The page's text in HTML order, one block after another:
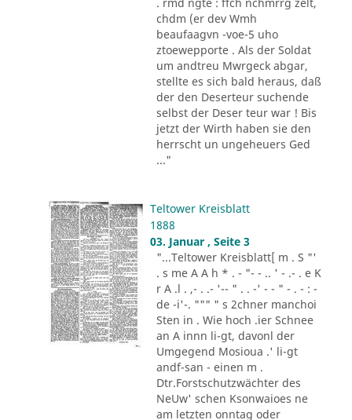
chdm (er dev Wmh
beaufaagvn -voe-5 uho
ztoewepporte . Als der Soldat
um andtreu Mwrgeck abgar,
stellte es sich bald heraus, daß
der den Deserteur suchende
selbst der Deser teur war ! Bis
jetzt der Wirth haben sie den
herrscht un ungeheuers Ged
..."
Teltower Kreisblatt
1888
03. Januar , Seite 3
"...Teltower Kreisblatt[ m . S "'
. s me A A h * . - "- - .. ' - .- . e K
r A .l . ,- . .- '-- " . . -' - - " - . - : -
de -i'-. """ " s 2chner manchoi
Sten in . Wie hoch .ier Schnee
an A innn li-gt, davonl der
Umgegend Mosioua .' li-gt
andf-san - einen m .
Dtr.Forstschutzwächter des
NeUw' schen Ksonwaioes ne
am letzten onntag oder